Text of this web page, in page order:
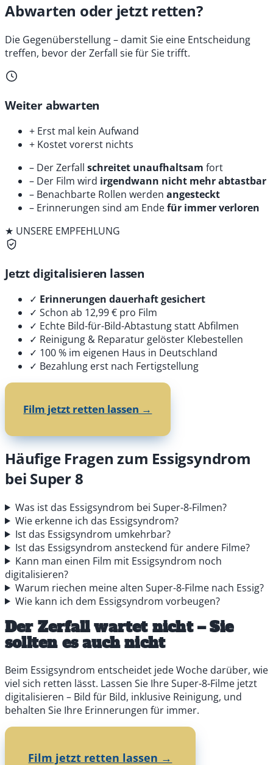
Abwarten oder jetzt retten?
Die Gegenüberstellung – damit Sie eine Entscheidung
treffen, bevor der Zerfall sie für Sie trifft.
Weiter abwarten
+ Erst mal kein Aufwand
+ Kostet vorerst nichts
– Der Zerfall schreitet unaufhaltsam fort
– Der Film wird irgendwann nicht mehr abtastbar
– Benachbarte Rollen werden angesteckt
– Erinnerungen sind am Endefür immer verloren
★ UNSERE EMPFEHLUNG
Jetzt digitalisieren lassen
✓ Erinnerungen dauerhaft gesichert
✓ Schon ab 12,99 € pro Film
✓ Echte Bild-für-Bild-Abtastung statt Abfilmen
✓ Reinigung & Reparatur gelöster Klebestellen
✓ 100 % im eigenen Haus in Deutschland
✓ Bezahlung erst nach Fertigstellung
Film jetzt retten lassen →
Häufige Fragen zum Essigsyndrom
bei Super 8
Was ist das Essigsyndrom bei Super-8-Filmen?
Wie erkenne ich das Essigsyndrom?
Ist das Essigsyndrom umkehrbar?
Ist das Essigsyndrom ansteckend für andere Filme?
Kann man einen Film mit Essigsyndrom noch
digitalisieren?
Warum riechen meine alten Super-8-Filme nach Essig?
Wie kann ich dem Essigsyndrom vorbeugen?
Der Zerfall wartet nicht – Sie
sollten es auch nicht
Beim Essigsyndrom entscheidet jede Woche darüber, wie
viel sich retten lässt. Lassen Sie Ihre Super-8-Filme jetzt
digitalisieren – Bild für Bild, inklusive Reinigung, und
behalten Sie Ihre Erinnerungen für immer.
Film jetzt retten lassen →